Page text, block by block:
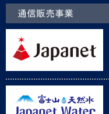
通信販売事業